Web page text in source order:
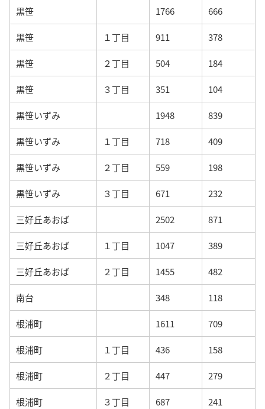
黒笹 1766 666
黒笹 １丁目 911 378
黒笹 ２丁目 504 184
黒笹 ３丁目 351 104
黒笹いずみ 1948 839
黒笹いずみ １丁目 718 409
黒笹いずみ ２丁目 559 198
黒笹いずみ ３丁目 671 232
三好丘あおば 2502 871
三好丘あおば １丁目 1047 389
三好丘あおば ２丁目 1455 482
南台 348 118
根浦町 1611 709
根浦町 １丁目 436 158
根浦町 ２丁目 447 279
根浦町 ３丁目 687 241